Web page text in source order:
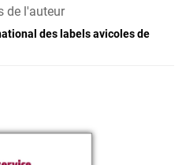
de l'auteur
des labels avicoles de